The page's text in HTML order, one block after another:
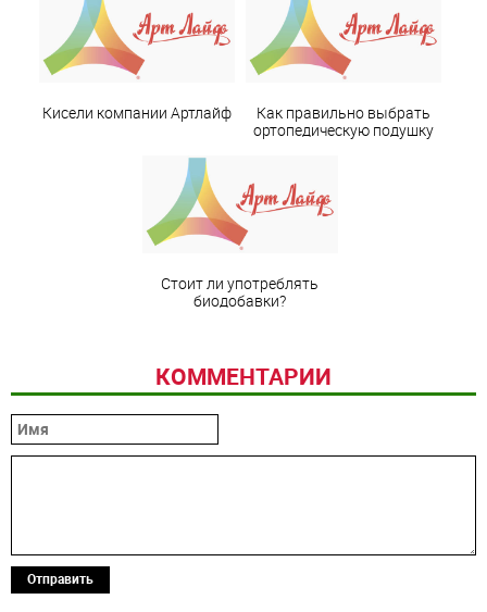
Кисели компании Артлайф
Как правильно выбрать
ортопедическую подушку
Стоит ли употреблять
биодобавки?
КОММЕНТАРИИ
Отправить